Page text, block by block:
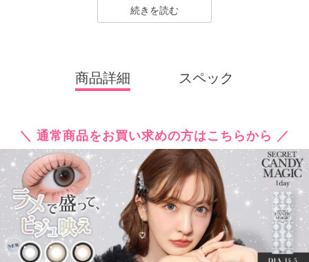
コンなど、トレンドのカラコンを生み出し続けています。
ンズにリニューアル！
常に最旬の「盛れる」と「お客様のニーズ」をキャッチし、進化
し続けるブランドです。
続きを読む
商品詳細 スペック
＼ 通常商品をお買い求めの方はこちらから ／